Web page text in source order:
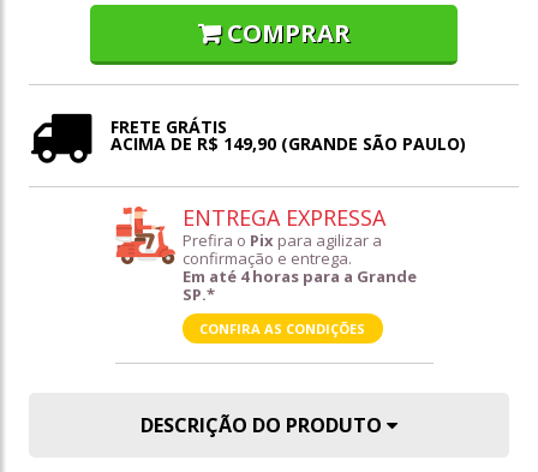
COMPRAR
FRETE GRÁTIS
ACIMA DE R$ 149,90 (GRANDE SÃO PAULO)
ENTREGA EXPRESSA
Prefira o Pix para agilizar a
confirmação e entrega.
Em até 4 horas para a Grande
SP.*
CONFIRA AS CONDIÇÕES
DESCRIÇÃO DO PRODUTO